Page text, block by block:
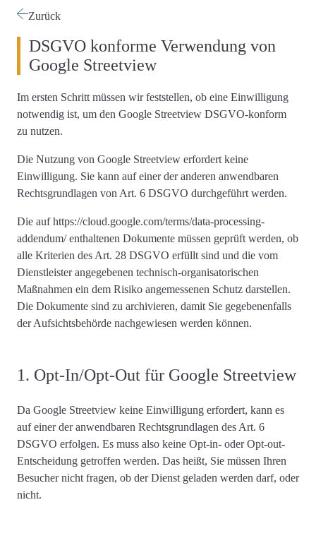
Zurück
DSGVO konforme Verwendung von
Google Streetview
Im ersten Schritt müssen wir feststellen, ob eine Einwilligung
notwendig ist, um den Google Streetview DSGVO-konform
zu nutzen.
Die Nutzung von Google Streetview erfordert keine
Einwilligung. Sie kann auf einer der anderen anwendbaren
Rechtsgrundlagen von Art. 6 DSGVO durchgeführt werden.
Die auf https://cloud.google.com/terms/data-processing-
addendum/ enthaltenen Dokumente müssen geprüft werden, ob
alle Kriterien des Art. 28 DSGVO erfüllt sind und die vom
Dienstleister angegebenen technisch-organisatorischen
Maßnahmen ein dem Risiko angemessenen Schutz darstellen.
Die Dokumente sind zu archivieren, damit Sie gegebenenfalls
der Aufsichtsbehörde nachgewiesen werden können.
1. Opt-In/Opt-Out für Google Streetview
Da Google Streetview keine Einwilligung erfordert, kann es
auf einer der anwendbaren Rechtsgrundlagen des Art. 6
DSGVO erfolgen. Es muss also keine Opt-in- oder Opt-out-
Entscheidung getroffen werden. Das heißt, Sie müssen Ihren
Besucher nicht fragen, ob der Dienst geladen werden darf, oder
nicht.